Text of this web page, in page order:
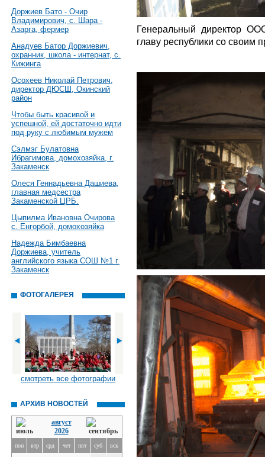
Доржиев Бато - Очир
Владимирович, с. Шара -
Азарга, фермер
Анадуев Батор Доржиевич,
охранник, школа - интернат, с.
Кижинга
Осохеев Николай Петрович,
директор ДЮСШ, Окинский
район
Чтобы быть красивой и
успешной, ей достаточно идти
под руку с любимым мужем
Сэлмэг Булатовна
Ибрагимова, домохозяйка, г.
Закаменск
Олеся Геннадьевна Дашиева,
главная медсестра
Закаменской ЦРБ.
Цыпилма Ивановна Очирова
с. Енгорбой, домохозяйка
Надежда Бимбаевна
Доржиева, учитель
английского языка СОШ №1 г.
Закаменск
ФОТОГАЛЕРЕЯ
смотреть все фотографии
АРХИВ НОВОСТЕЙ
август
2026
пон втр срд чет пят суб вск
Генеральный директор
главу республики со своим